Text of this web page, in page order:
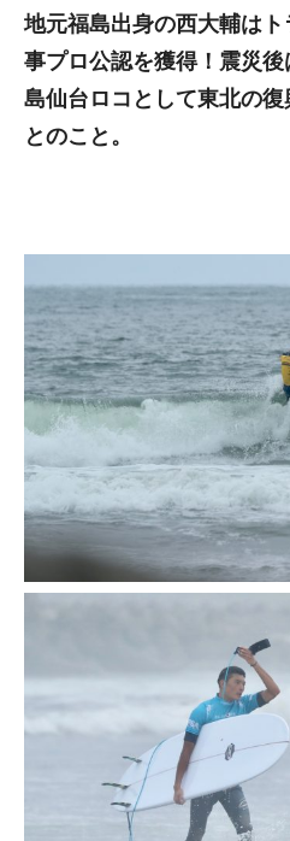
地元福島出身の西大輔は
事プロ公認を獲得！震災
島仙台ロコとして東北の
とのこと。